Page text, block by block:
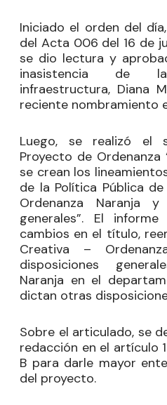
Iniciado el orden del
del Acta 006 del 16 de
se dio lectura y
inasistencia de
infraestructura, Diana
reciente nombramiento
Luego, se realizó el
Proyecto de
se crean los
de la Política Pública
Ordenanza Naranja
generales”. El
cambios en el título,
Creativa –
disposiciones
Naranja en el
dictan otras
Sobre el articulado, se
redacción en el artículo
B para darle mayor
del proyecto.